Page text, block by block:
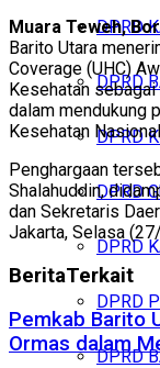
DPRD
DPRD
DPRD
DPRD
DPRD
DPRD
DPRD
Muara Teweh,
Barito Utara
Coverage (UHC)
Kesehatan
dalam mendukung
Kesehatan
Penghargaan
Shalahuddin,
dan Sekretaris
Jakarta, Selasa
BeritaTerkait
Pemkab Barito
Ormas dalam